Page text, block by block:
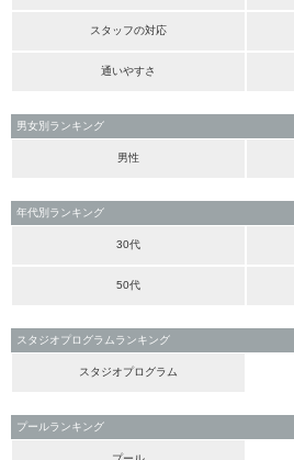
スタッフの対応
通いやすさ
男女別ランキング
男性
年代別ランキング
30代
50代
スタジオプログラムランキング
スタジオプログラム
プールランキング